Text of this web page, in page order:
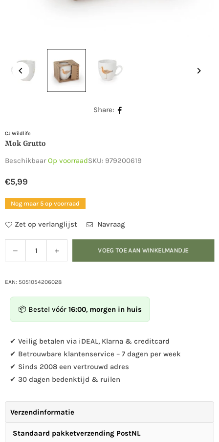
Share:
CJ Wildlife
Mok Grutto
BeschikbaarOp voorraadSKU: 979200619
Normale
prijs
€5,99
Nog maar 5 op voorraad
Zet op verlanglijst Navraag
Hoeveelheid
Verlaag
de
voor
Grutto
Verhoog
de
voor
Grutto
VOEG TOE AAN WINKELMANDJE
EAN: 5051054206028
📦 Bestel vóór 16:00, morgen in huis
✔ Veilig betalen via iDEAL, Klarna & creditcard
✔ Betrouwbare klantenservice – 7 dagen per week
✔ Sinds 2008 een vertrouwd adres
✔ 30 dagen bedenktijd & ruilen
Verzendinformatie
Standaard pakketverzending PostNL